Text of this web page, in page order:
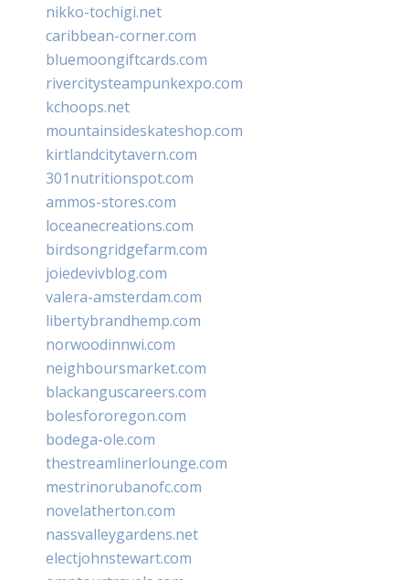
nikko-tochigi.net
caribbean-corner.com
bluemoongiftcards.com
rivercitysteampunkexpo.com
kchoops.net
mountainsideskateshop.com
kirtlandcitytavern.com
301nutritionspot.com
ammos-stores.com
loceanecreations.com
birdsongridgefarm.com
joiedevivblog.com
valera-amsterdam.com
libertybrandhemp.com
norwoodinnwi.com
neighboursmarket.com
blackanguscareers.com
bolesfororegon.com
bodega-ole.com
thestreamlinerlounge.com
mestrinorubanofc.com
novelatherton.com
nassvalleygardens.net
electjohnstewart.com